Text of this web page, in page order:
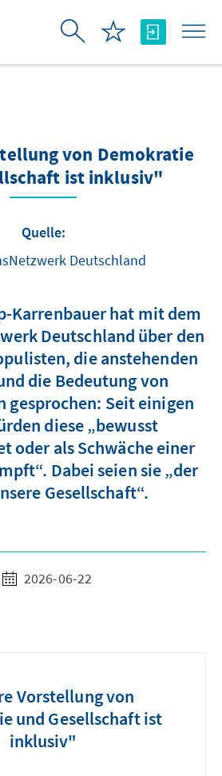
von Demokratie
ist inklusiv"
Quelle:
Deutschland
Karrenbauer hat mit dem
Deutschland über den
die anstehenden
die Bedeutung von
gesprochen: Seit einigen
diese „bewusst
oder als Schwäche einer
Dabei seien sie „der
Gesellschaft“.
2026-06-22
Vorstellung von
und Gesellschaft ist
inklusiv"